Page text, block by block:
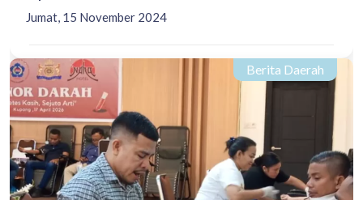
Jumat, 15 November 2024
Berita Daerah